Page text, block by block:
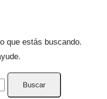
que estás buscando.